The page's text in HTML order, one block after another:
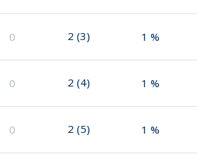
0 2 (3) 1 %
0 2 (4) 1 %
0 2 (5) 1 %